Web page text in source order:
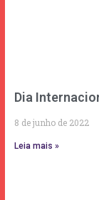
Dia
8 de junho de 2022
Leia mais »